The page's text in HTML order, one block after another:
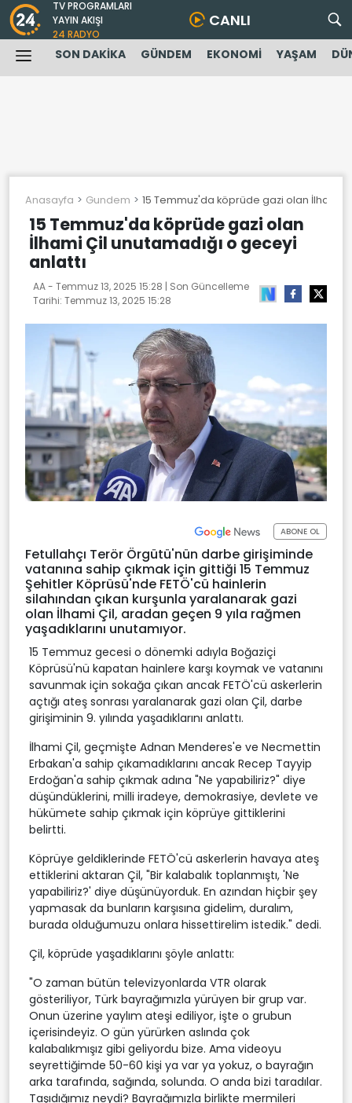
TV PROGRAMLARI
YAYIN AKIŞI
24 RADYO
CANLI
SON DAKİKA GÜNDEM EKONOMİ YAŞAM
Anasayfa Gundem 15 Temmuz'da köprüde gazi olan İlhami
15 Temmuz'da köprüde gazi olan
İlhami Çil unutamadığı o geceyi
anlattı
AA - Temmuz 13, 2025 15:28 | Son Güncelleme
Tarihi: Temmuz 13, 2025 15:28
ABONE OL
Fetullahçı Terör Örgütü'nün darbe girişiminde
vatanına sahip çıkmak için gittiği 15 Temmuz
Şehitler Köprüsü'nde FETÖ'cü hainlerin
silahından çıkan kurşunla yaralanarak gazi
olan İlhami Çil, aradan geçen 9 yıla rağmen
yaşadıklarını unutamıyor.
15 Temmuz gecesi o dönemki adıyla Boğaziçi
Köprüsü'nü kapatan hainlere karşı koymak ve vatanını
savunmak için sokağa çıkan ancak FETÖ'cü askerlerin
açtığı ateş sonrası yaralanarak gazi olan Çil, darbe
girişiminin 9. yılında yaşadıklarını anlattı.
İlhami Çil, geçmişte Adnan Menderes'e ve Necmettin
Erbakan'a sahip çıkamadıklarını ancak Recep Tayyip
Erdoğan'a sahip çıkmak adına "Ne yapabiliriz?" diye
düşündüklerini, milli iradeye, demokrasiye, devlete ve
hükümete sahip çıkmak için köprüye gittiklerini
belirtti.
Köprüye geldiklerinde FETÖ'cü askerlerin havaya ateş
ettiklerini aktaran Çil, "Bir kalabalık toplanmıştı, 'Ne
yapabiliriz?' diye düşünüyorduk. En azından hiçbir şey
yapmasak da bunların karşısına gidelim, duralım,
burada olduğumuzu onlara hissettirelim istedik." dedi.
Çil, köprüde yaşadıklarını şöyle anlattı:
"O zaman bütün televizyonlarda VTR olarak
gösteriliyor, Türk bayrağımızla yürüyen bir grup var.
Onun üzerine yaylım ateşi ediliyor, işte o grubun
içerisindeyiz. O gün yürürken aslında çok
kalabalıkmışız gibi geliyordu bize. Ama videoyu
seyrettiğimde 50-60 kişi ya var ya yokuz, o bayrağın
arka tarafında, sağında, solunda. O anda bizi taradılar.
Taşıdığımız neydi? Bayrağımızla birlikte mermileri